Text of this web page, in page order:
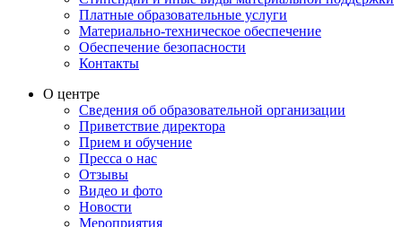
Платные образовательные услуги
Материально-техническое обеспечение
Обеспечение безопасности
Контакты
О центре
Сведения об образовательной организации
Приветствие директора
Прием и обучение
Пресса о нас
Отзывы
Видео и фото
Новости
Мероприятия